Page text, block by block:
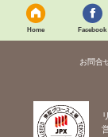
Home Facebook
お問合